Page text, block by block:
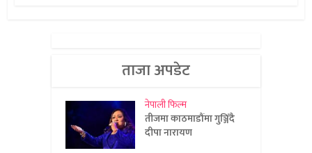
ताजा अपडेट
नेपाली फिल्म
तीजमा काठमाडौंमा गुञ्जिँदै
दीपा नारायण